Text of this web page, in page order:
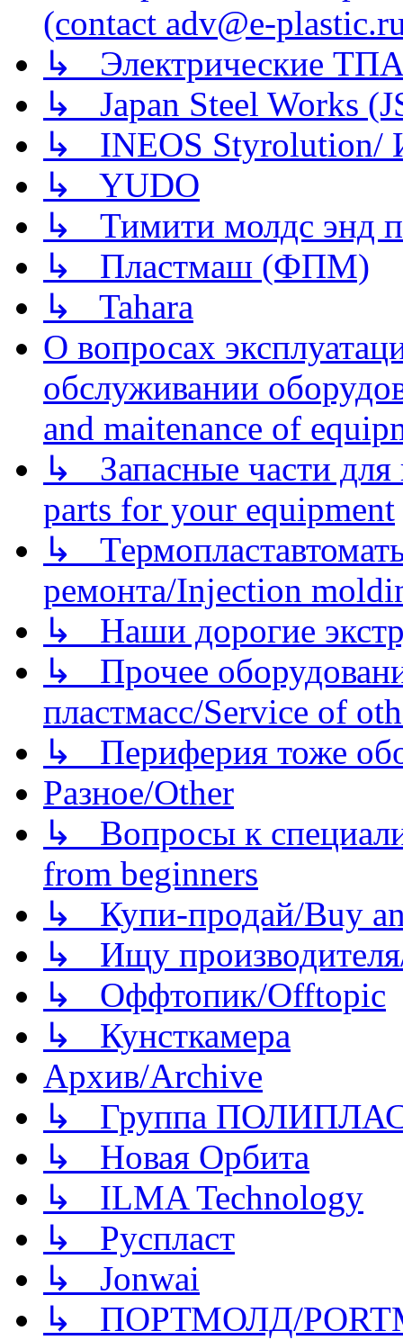
(contact adv@e-
↳ Электрические
↳ Japan Steel Works
↳ INEOS
↳ YUDO
↳ Тимити молдс энд
↳ Пластмаш (ФПМ)
↳ Tahara
О вопросах
обслуживании
and maitenance of
↳ Запасные части для
parts for your equipment
↳
ремонта/Injection
↳ Наши дорогие
↳ Прочее
пластмасс/Service of
↳ Периферия тоже
Разное/Other
↳ Вопросы к
from beginners
↳ Купи-продай/Buy
↳ Ищу
↳ Оффтопик/Offtopic
↳ Кунсткамера
Архив/Archive
↳ Группа
↳ Новая Орбита
↳ ILMA Technology
↳ Руспласт
↳ Jonwai
↳ ПОРТМОЛД/